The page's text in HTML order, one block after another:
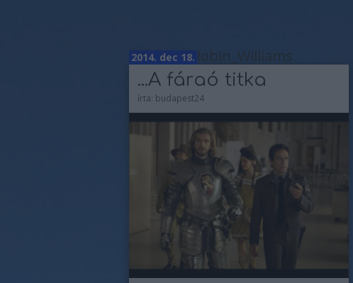
Címkék »Robin_Williams
2014. dec 18.
...A fáraó titka
írta: budapest24